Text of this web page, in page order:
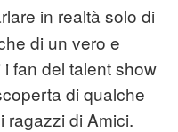
in realtà solo di
di un vero e
fan del talent show
di qualche
ragazzi di Amici.